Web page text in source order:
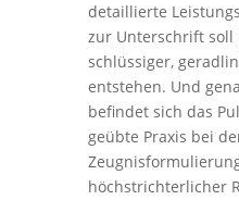
detaillierte
zur Unterschrift soll
schlüssiger,
entstehen. Und
befindet sich das
geübte Praxis bei
höchstrichterlicher